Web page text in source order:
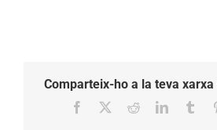
Comparteix-ho a la teva
Facebook RedditLinkedIn